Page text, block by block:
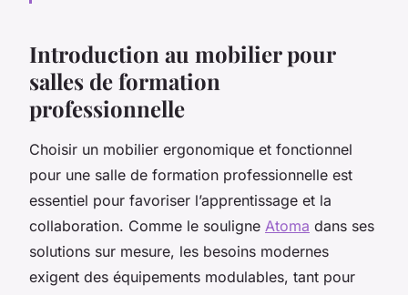
Introduction au mobilier pour
salles de formation
professionnelle
Choisir un mobilier ergonomique et fonctionnel
pour une salle de formation professionnelle est
essentiel pour favoriser l’apprentissage et la
collaboration. Comme le souligne Atoma dans ses
solutions sur mesure, les besoins modernes
exigent des équipements modulables, tant pour